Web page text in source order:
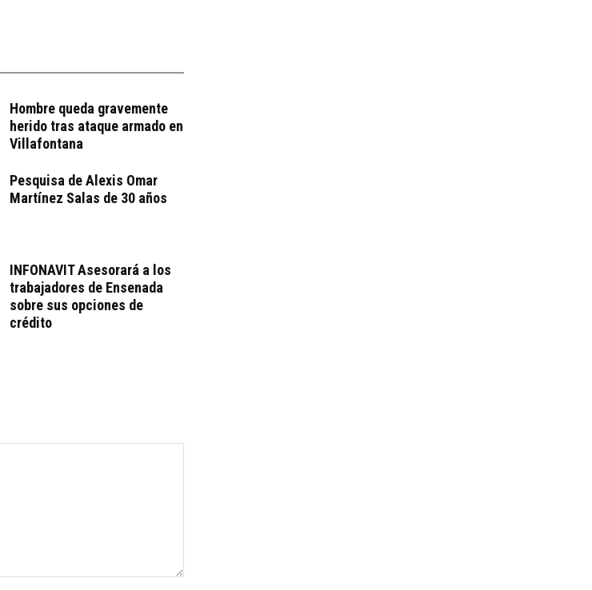
Hombre queda gravemente
herido tras ataque armado en
Villafontana
Pesquisa de Alexis Omar
Martínez Salas de 30 años
INFONAVIT Asesorará a los
trabajadores de Ensenada
sobre sus opciones de
crédito